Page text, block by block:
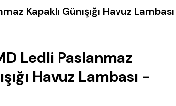
Kapaklı Günışığı Havuz
Ledli Paslanmaz
Havuz Lambası -